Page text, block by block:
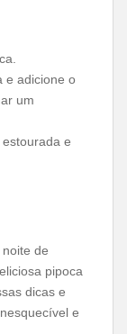
e adicione o
um
e
de
pipoca
dicas e
e